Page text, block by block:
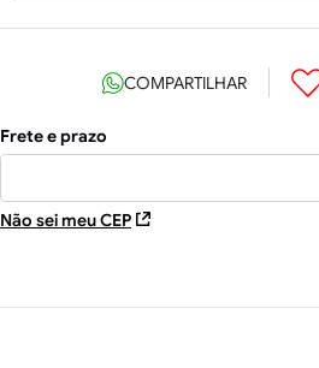
Não sei meu CEP